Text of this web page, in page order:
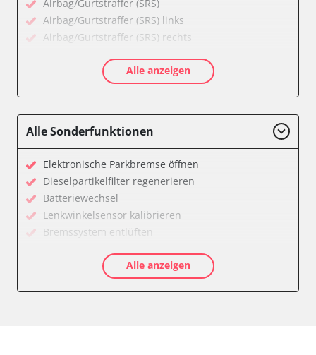
Airbag/Gurtstraffer (SRS)
Airbag/Gurtstraffer (SRS) links
Airbag/Gurtstraffer (SRS) rechts
Aktivlenkung
Anhängersteuergerät
Bedieneinheit Mittelkonsole
Bordcomputer
CD-Wechsler
Command
Dachbedieneinheit (DBE)
Dämpfungssystem hinten links
Dämpfungssystem hinten rechts
Dämpfungssystem vorne links
Dämpfungssystem vorne rechts
Alle anzeigen
Alle Sonderfunktionen
Elektronische Parkbremse öffnen
Dieselpartikelfilter regenerieren
Batteriewechsel
Lenkwinkelsensor kalibrieren
Bremssystem entlüften
Elektronische Parkbremse kalibrieren
Ölservicerückstellung
Alle anzeigen